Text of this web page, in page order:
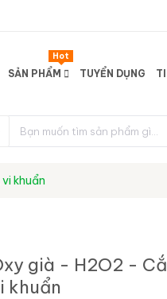
SẢN PHẨM
Hot
TUYỂN DỤNG
khuẩn
già - H2O2 -
khuẩn